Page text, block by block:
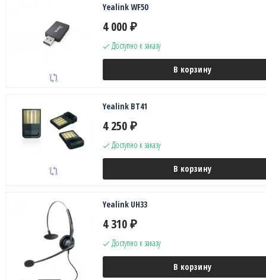
Yealink WF50
4 000 ₽
Доступно к заказу
В корзину
Yealink BT41
4 250 ₽
Доступно к заказу
В корзину
Yealink UH33
4 310 ₽
Доступно к заказу
В корзину